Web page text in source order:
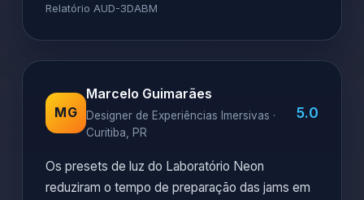
Relatório AUD-3DABM
MG
Marcelo Guimarães
Designer de Experiências Imersivas ·
Curitiba, PR
5.0
Os presets de luz do Laboratório Neon
reduziram o tempo de preparação das jams em